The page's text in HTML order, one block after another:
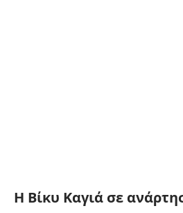
Η Βίκυ Καγιά σε